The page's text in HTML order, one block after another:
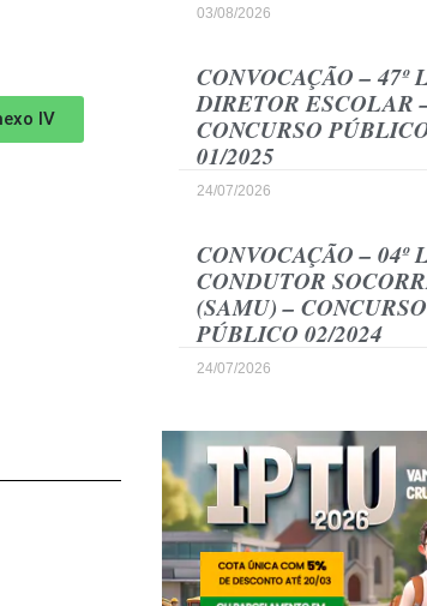
IV
03/08/2026
CONVOCAÇÃO – 47º
DIRETOR ESCOLAR
CONCURSO
01/2025
24/07/2026
CONVOCAÇÃO – 04º
CONDUTOR
(SAMU) – CONCURSO
PÚBLICO 02/2024
24/07/2026